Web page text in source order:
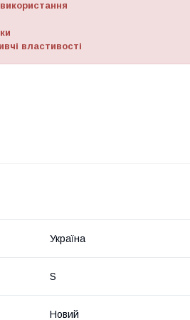
властивості
Україна
S
Новий